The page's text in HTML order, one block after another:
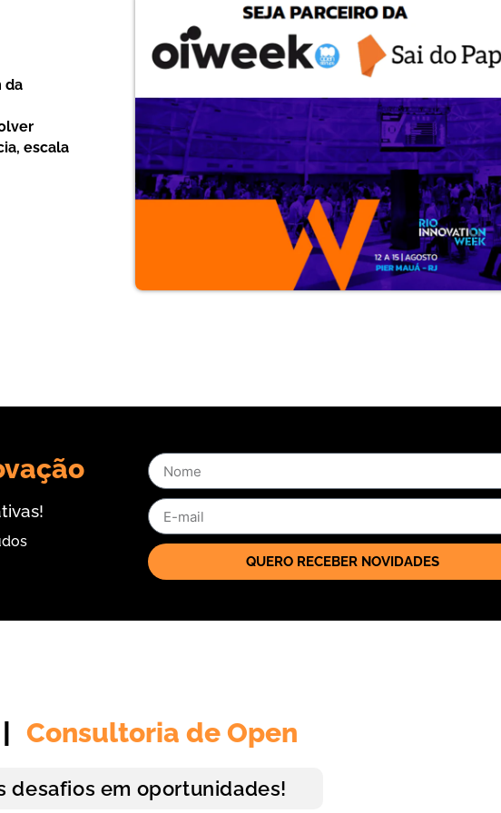
da
escala
QUERO RECEBER NOVIDADES
Consultoria de Open
desafios em oportunidades!